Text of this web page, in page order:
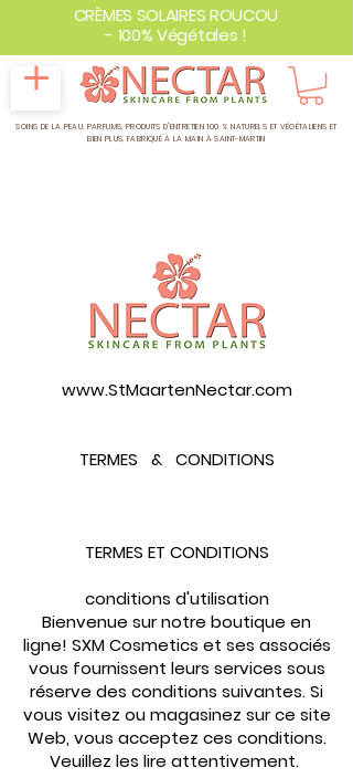
CRÈMES SOLAIRES ROUCOU
- 100% Végétales !
SOINS DE LA PEAU, PARFUMS, PRODUITS D'ENTRETIEN 100 % NATURELS ET VÉGÉTALIENS ET
BIEN PLUS,FABRIQUÉ À LA MAIN À SAINT-MARTIN
www.StMaartenNectar.com
TERMES & CONDITIONS
TERMES ET CONDITIONS
conditions d'utilisation
Bienvenue sur notre boutique en
ligne! SXM Cosmetics et ses associés
vous fournissent leurs services sous
réserve des conditions suivantes. Si
vous visitez ou magasinez sur ce site
Web, vous acceptez ces conditions.
Veuillez les lire attentivement. ​